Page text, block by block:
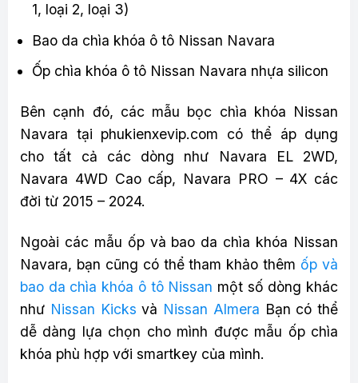
1, loại 2, loại 3)
Bao da chìa khóa ô tô Nissan Navara
Ốp chìa khóa ô tô Nissan Navara nhựa silicon
Bên cạnh đó, các mẫu bọc chìa khóa Nissan
Navara tại phukienxevip.com có thể áp dụng
cho tất cả các dòng như Navara EL 2WD,
Navara 4WD Cao cấp, Navara PRO – 4X các
đời từ 2015 – 2024.
Ngoài các mẫu ốp và bao da chìa khóa Nissan
Navara, bạn cũng có thể tham khảo thêm ốp và
bao da chìa khóa ô tô Nissan một số dòng khác
như Nissan Kicks và Nissan Almera Bạn có thể
dễ dàng lựa chọn cho mình được mẫu ốp chìa
khóa phù hợp với smartkey của mình.